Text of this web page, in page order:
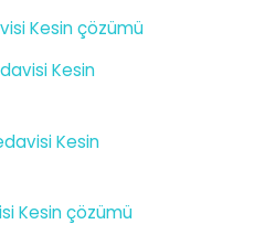
Kesin çözümü
Kesin
Kesin
Kesin çözümü